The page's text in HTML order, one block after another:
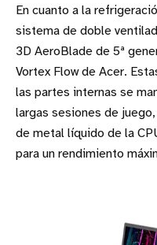
En cuanto a la
sistema de doble
3D AeroBlade de 5ª
Vortex Flow de Acer.
las partes internas se
largas sesiones de
de metal líquido de la
para un rendimiento